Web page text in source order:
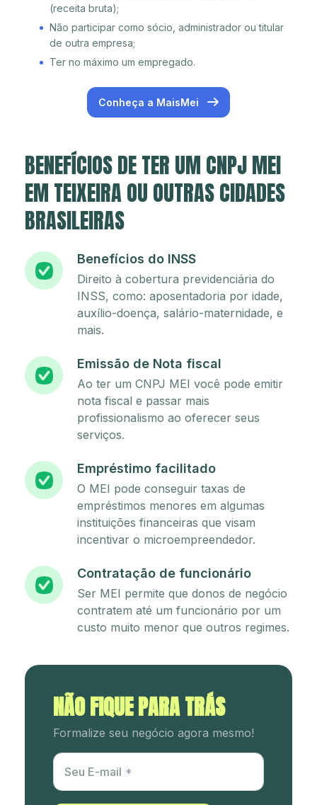
(receita bruta);
Não participar como sócio, administrador ou titular
de outra empresa;
Ter no máximo um empregado.
Conheça a MaisMei
BENEFÍCIOS DE TER UM CNPJ MEI
EM TEIXEIRA OU OUTRAS CIDADES
BRASILEIRAS
Benefícios do INSS
Direito à cobertura previdenciária do
INSS, como: aposentadoria por idade,
auxílio-doença, salário-maternidade, e
mais.
Emissão de Nota fiscal
Ao ter um CNPJ MEI você pode emitir
nota fiscal e passar mais
profissionalismo ao oferecer seus
serviços.
Empréstimo facilitado
O MEI pode conseguir taxas de
empréstimos menores em algumas
instituições financeiras que visam
incentivar o microempreendedor.
Contratação de funcionário
Ser MEI permite que donos de negócio
contratem até um funcionário por um
custo muito menor que outros regimes.
NÃO FIQUE PARA TRÁS
Formalize seu negócio agora mesmo!
Utm Content
Seu E-mail